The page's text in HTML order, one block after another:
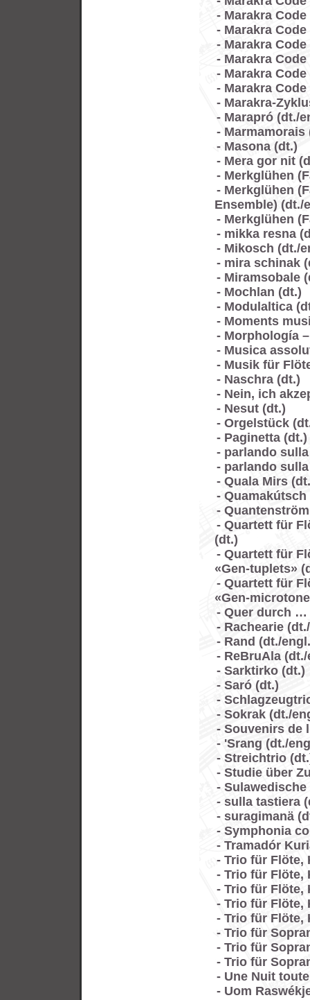
- Marakra
- Marakra
- Marakra
- Marakra
- Marakra
- Marakra
- Marakra-
- Marapró (dt./
- Marmamorais
- Masona (dt.)
- Mera gor nit
- Merkglühen
- Merkglühen
Ensemble) (dt./
- Merkglühen
- mikka resna
- Mikosch (dt./
- mira schinak
- Miramsobale
- Mochlan (dt.)
- Modulaltica
- Moments
- Morphología
- Musica
- Musik für
- Naschra (dt.)
- Nein, ich
- Nesut (dt.)
- Orgelstück
- Paginetta (dt.)
- parlando
- parlando
- Quala Mirs
-
-
- Quartett für
(dt.)
- Quartett für
«Gen-tuplets»
- Quartett für
«Gen-
- Quer durch …
- Rachearie
- Rand (dt./
- ReBruAla
- Sarktirko (dt.)
- Saró (dt.)
-
- Sokrak (dt./
- Souvenirs de
- 'Srang (dt./
- Streichtrio
- Studie über
-
- sulla tastiera
- suragimanä
- Symphonia
- Tramadór
- Trio für Flöte,
- Trio für Flöte,
- Trio für Flöte,
- Trio für Flöte,
- Trio für Flöte,
- Trio für
- Trio für
- Trio für
- Une Nuit
- Uom